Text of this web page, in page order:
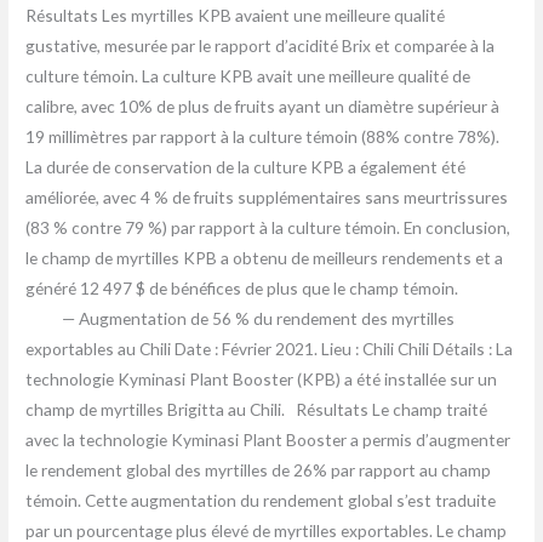
Résultats Les myrtilles KPB avaient une meilleure qualité
gustative, mesurée par le rapport d’acidité Brix et comparée à la
culture témoin. La culture KPB avait une meilleure qualité de
calibre, avec 10% de plus de fruits ayant un diamètre supérieur à
19 millimètres par rapport à la culture témoin (88% contre 78%).
La durée de conservation de la culture KPB a également été
améliorée, avec 4 % de fruits supplémentaires sans meurtrissures
(83 % contre 79 %) par rapport à la culture témoin. En conclusion,
le champ de myrtilles KPB a obtenu de meilleurs rendements et a
généré 12 497 $ de bénéfices de plus que le champ témoin.
— Augmentation de 56 % du rendement des myrtilles
exportables au Chili Date : Février 2021. Lieu : Chili Chili Détails : La
technologie Kyminasi Plant Booster (KPB) a été installée sur un
champ de myrtilles Brigitta au Chili. Résultats Le champ traité
avec la technologie Kyminasi Plant Booster a permis d’augmenter
le rendement global des myrtilles de 26% par rapport au champ
témoin. Cette augmentation du rendement global s’est traduite
par un pourcentage plus élevé de myrtilles exportables. Le champ